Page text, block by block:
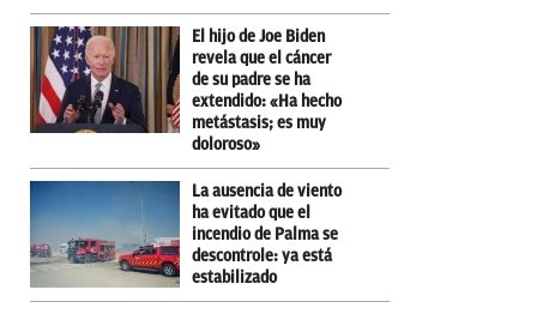
El hijo de Joe Biden
revela que el cáncer
de su padre se ha
extendido: «Ha hecho
metástasis; es muy
doloroso»
La ausencia de viento
ha evitado que el
incendio de Palma se
descontrole: ya está
estabilizado